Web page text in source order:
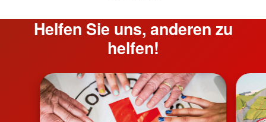
Helfen Sie uns, anderen zu
helfen!